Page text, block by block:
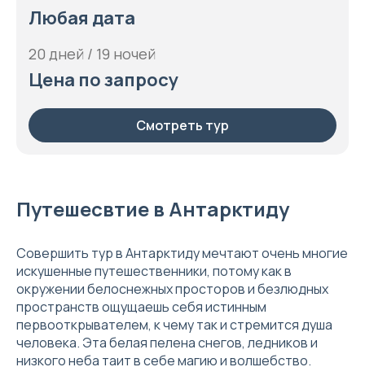
Любая дата
20 дней / 19 ночей
Цена по запросу
Смотреть тур
Путешесвтие в Антарктиду
Совершить тур в Антарктиду мечтают очень многие
искушенные путешественники, потому как в
окружении белоснежных просторов и безлюдных
пространств ощущаешь себя истинным
первооткрывателем, к чему так и стремится душа
человека. Эта белая пелена снегов, ледников и
низкого неба таит в себе магию и волшебство.